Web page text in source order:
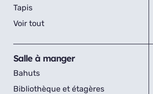
Tapis
Voir tout
Salle à manger
Bahuts
Bibliothèque et étagères